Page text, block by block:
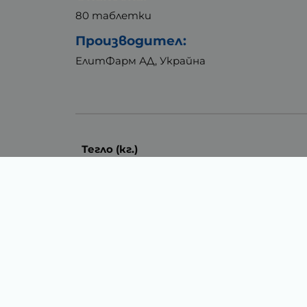
80 таблетки
Производител:
ЕлитФарм АД, Украйна
Тегло (кг.)